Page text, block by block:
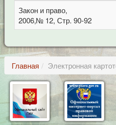
Закон и право,
2006,№ 12, Стр. 90-92
Главная Электронная